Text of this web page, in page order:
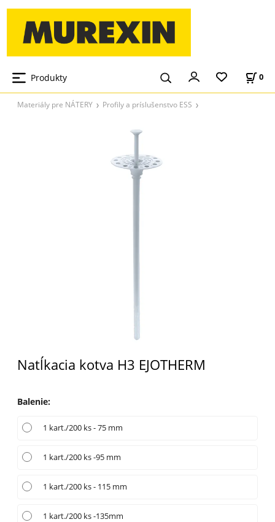
Produkty 0
Materiály pre NÁTERY Profily a príslušenstvo ESS
Natĺkacia kotva H3 EJOTHERM
Balenie:
1 kart./200 ks - 75 mm
1 kart./200 ks -95 mm
1 kart./200 ks - 115 mm
1 kart./200 ks -135mm